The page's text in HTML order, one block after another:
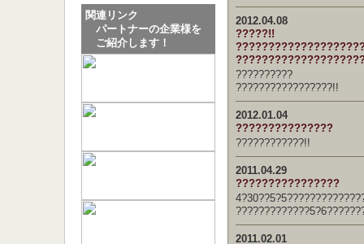
関連リンク
パートナーの企業様を
ご紹介します！
2012.04.08
?????!!
??????????
?????????????????!!
2012.01.04
???????????????
????????????!!
2011.04.29
????????????????
2011.02.01